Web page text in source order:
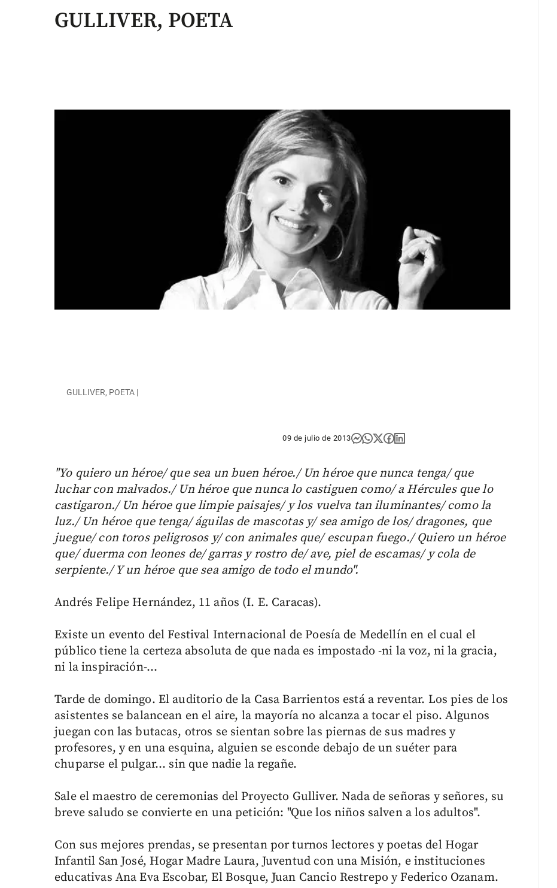
GULLIVER, POETA
GULLIVER, POETA |
09 de julio de 2013
"Yo quiero un héroe/ que sea un buen héroe./ Un héroe que nunca tenga/ que
luchar con malvados./ Un héroe que nunca lo castiguen como/ a Hércules que lo
castigaron./ Un héroe que limpie paisajes/ y los vuelva tan iluminantes/ como la
luz./ Un héroe que tenga/ águilas de mascotas y/ sea amigo de los/ dragones, que
juegue/ con toros peligrosos y/ con animales que/ escupan fuego./ Quiero un héroe
que/ duerma con leones de/ garras y rostro de/ ave, piel de escamas/ y cola de
serpiente./ Y un héroe que sea amigo de todo el mundo".
Andrés Felipe Hernández, 11 años (I. E. Caracas).
Existe un evento del Festival Internacional de Poesía de Medellín en el cual el
público tiene la certeza absoluta de que nada es impostado -ni la voz, ni la gracia,
ni la inspiración-…
Tarde de domingo. El auditorio de la Casa Barrientos está a reventar. Los pies de los
asistentes se balancean en el aire, la mayoría no alcanza a tocar el piso. Algunos
juegan con las butacas, otros se sientan sobre las piernas de sus madres y
profesores, y en una esquina, alguien se esconde debajo de un suéter para
chuparse el pulgar... sin que nadie la regañe.
Sale el maestro de ceremonias del Proyecto Gulliver. Nada de señoras y señores, su
breve saludo se convierte en una petición: "Que los niños salven a los adultos".
Con sus mejores prendas, se presentan por turnos lectores y poetas del Hogar
Infantil San José, Hogar Madre Laura, Juventud con una Misión, e instituciones
educativas Ana Eva Escobar, El Bosque, Juan Cancio Restrepo y Federico Ozanam.